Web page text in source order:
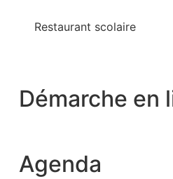
Restaurant scolaire
Démarche en
Agenda